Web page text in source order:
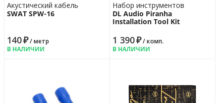
Акустический кабель
SWAT SPW-16
140₽/ метр
В НАЛИЧИИ
Набор инструментов
DL Audio Piranha
Installation Tool Kit
1 390₽/ комп.
В НАЛИЧИИ